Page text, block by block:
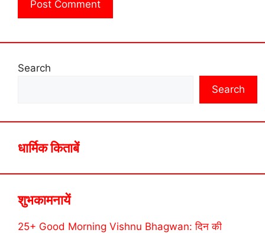
Search
Search
धार्मिक किताबें
शुभकामनायें
25+ Good Morning Vishnu Bhagwan: दिन की